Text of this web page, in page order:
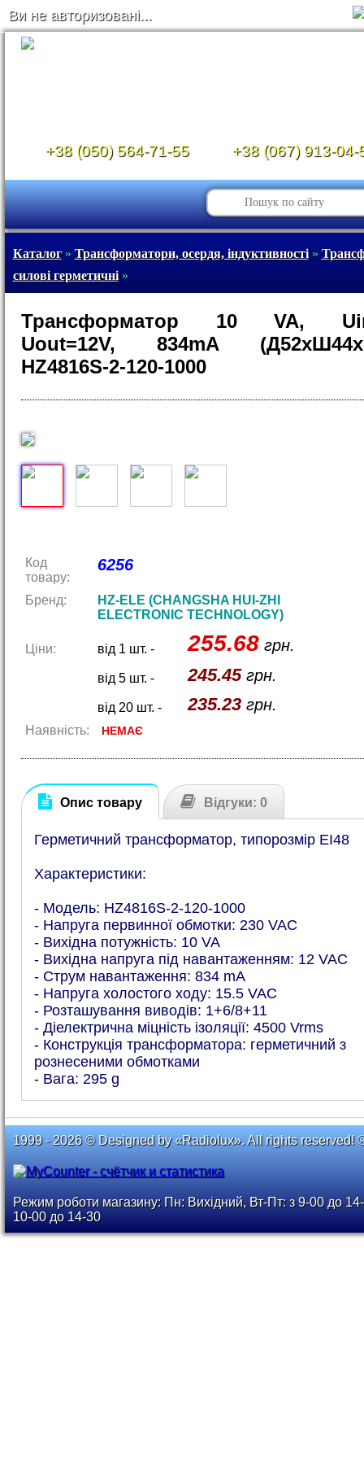
Ви не авторизовані...
+38 (050) 564-71-55 +38 (067) 913-04-
Каталог» Трансформатори, осердя, індуктивності»
силові герметичні»
Трансформатор 10 VA,
Uout=12V, 834mA
HZ4816S-2-120-1000
Код
товару:
6256
Бренд:
HZ-ELE (CHANGSHA HUI-ZHI
ELECTRONIC TECHNOLOGY)
Ціни: від 1 шт. - 255.68грн.
від 5 шт. - 245.45грн.
від 20 шт. - 235.23грн.
Наявність: НЕМАЄ
Опис товару Відгуки: 0
Герметичний трансформатор, типорозмір EI48
Характеристики:
- Модель: HZ4816S-2-120-1000
- Напруга первинної обмотки: 230 VAC
- Вихідна потужність: 10 VA
- Вихідна напруга під навантаженням: 12 VAC
- Струм навантаження: 834 mA
- Напруга холостого ходу: 15.5 VAC
- Розташування виводів: 1+6/8+11
- Діелектрична міцність ізоляції: 4500 Vrms
- Конструкція трансформатора: герметичний з
рознесеними обмотками
- Вага: 295 g
1999 - 2026 © Designed by «Radiolux». All rights reserved!
Режим роботи магазину: Пн: Вихідний, Вт-Пт: з 9-00 до
10-00 до 14-30